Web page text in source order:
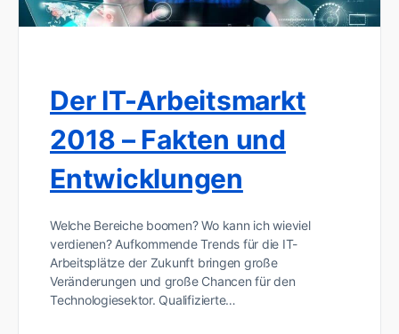
Der IT-Arbeitsmarkt
2018 – Fakten und
Entwicklungen
Welche Bereiche boomen? Wo kann ich wieviel
verdienen? Aufkommende Trends für die IT-
Arbeitsplätze der Zukunft bringen große
Veränderungen und große Chancen für den
Technologiesektor. Qualifizierte…